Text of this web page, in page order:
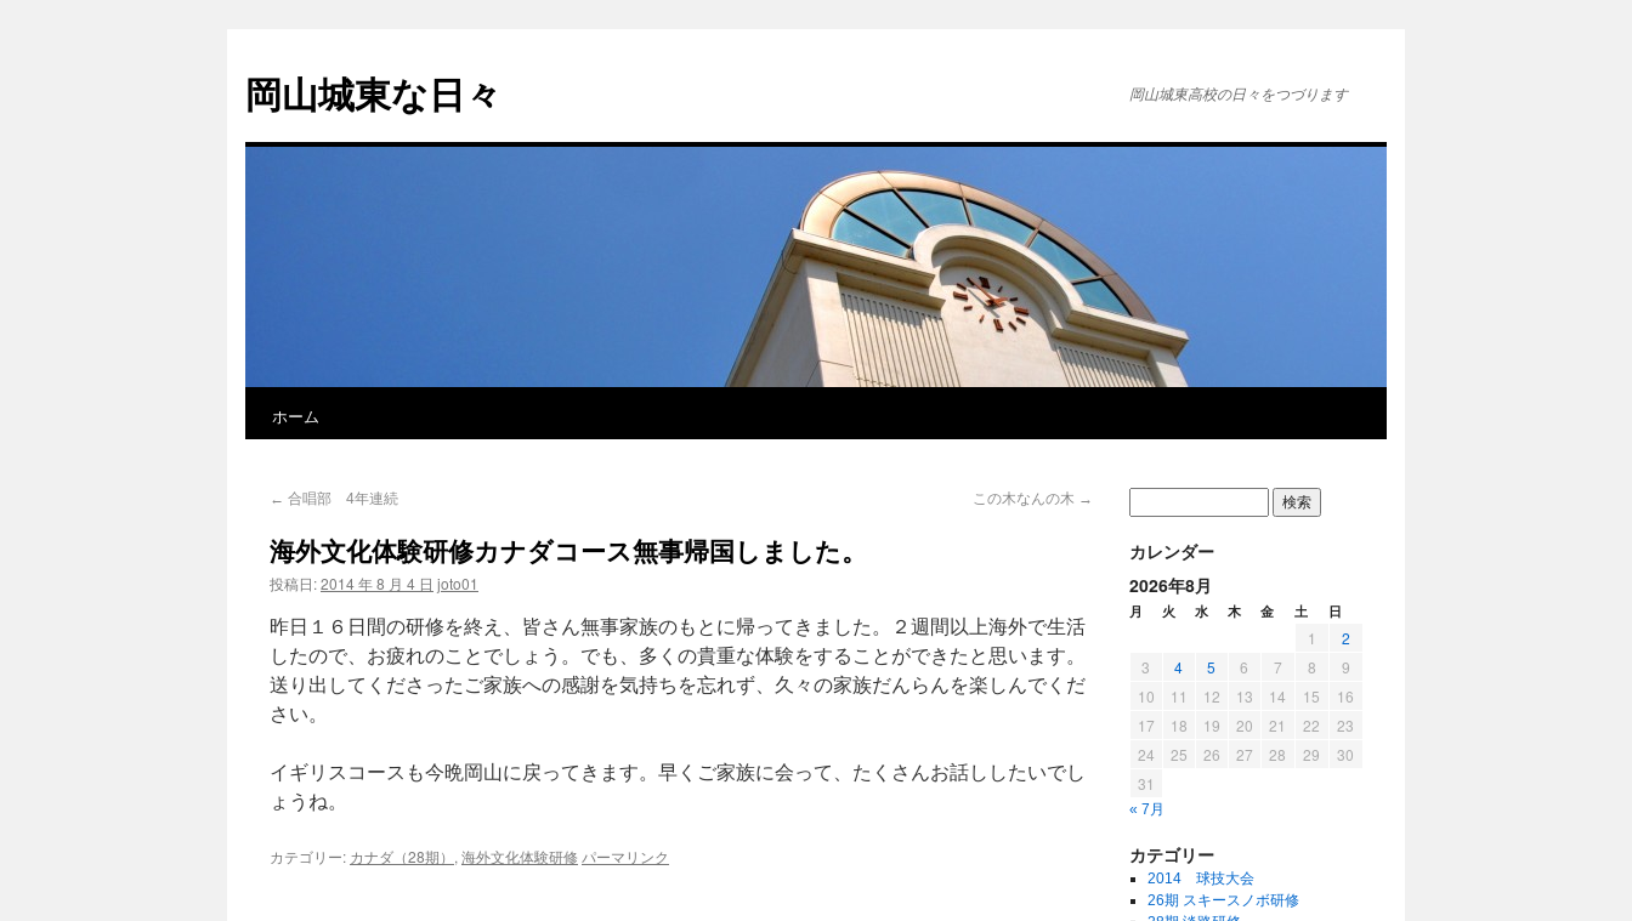
岡山城東な日々 岡山城東高校の日々をつづります
ホーム
← 合唱部 4年連続 この木なんの木 →
海外文化体験研修カナダコース無事帰国しました。
投稿日:2014 年 8 月 4 日 joto01
昨日１６日間の研修を終え、皆さん無事家族のもとに帰ってきました。２週間以上海外で生活
したので、お疲れのことでしょう。でも、多くの貴重な体験をすることができたと思います。
送り出してくださったご家族への感謝を気持ちを忘れず、久々の家族だんらんを楽しんでくだ
さい。
イギリスコースも今晩岡山に戻ってきます。早くご家族に会って、たくさんお話ししたいでし
ょうね。
カテゴリー: カナダ（28期） , 海外文化体験研修 パーマリンク
カレンダー
2026年8月
月 火 水 木 金 土 日
1
2
3
4 5 6 7 8
9
10
11 12 13 14 15
16
17
18 19 20 21 22
23
24
25 26 27 28 29
30
31
« 7月
カテゴリー
2014 球技大会
26期 スキースノボ研修